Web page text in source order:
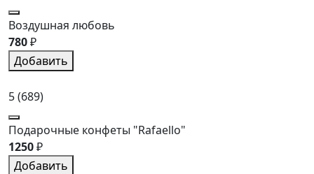
Воздушная любовь
780₽
Добавить
5(689)
Подарочные конфеты "Rafaello"
1250₽
Добавить